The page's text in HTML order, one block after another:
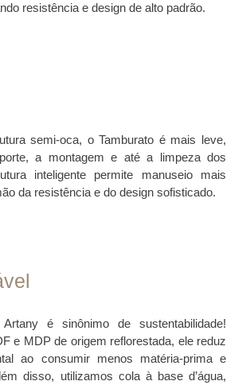
resistência e design de alto padrão.
semi-oca, o Tamburato é mais leve,
a montagem e até a limpeza dos
inteligente permite manuseio mais
da resistência e do design sofisticado.
é sinônimo de sustentabilidade!
e MDP de origem reflorestada, ele reduz
ao consumir menos matéria-prima e
disso, utilizamos cola à base d’água,